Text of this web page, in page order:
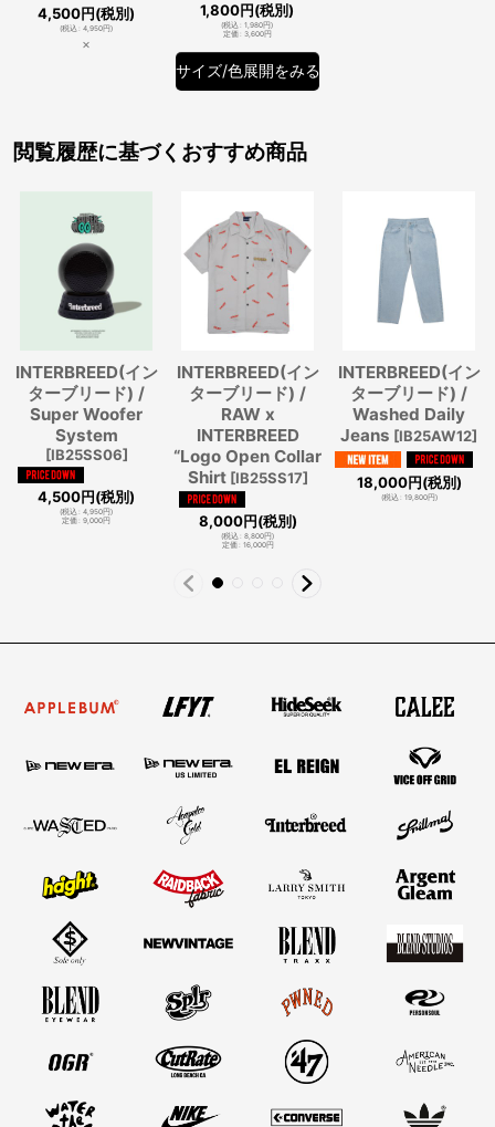
4,500円(税別)
(税込: 4,950円)
×
1,800円(税別)
(税込: 1,980円)
定価 : 3,600円
サイズ/色展開をみる
閲覧履歴に基づくおすすめ商品
INTERBREED(イン
ターブリード) /
Super Woofer
System
[IB25SS06]
4,500円(税別)
(税込: 4,950円)
定価 : 9,000円
INTERBREED(イン
ターブリード) /
RAW x
INTERBREED
“Logo Open Collar
Shirt [IB25SS17]
8,000円(税別)
(税込: 8,800円)
定価 : 16,000円
INTERBREED(イン
ターブリード) /
Washed Daily
Jeans [IB25AW12]
18,000円(税別)
(税込: 19,800円)